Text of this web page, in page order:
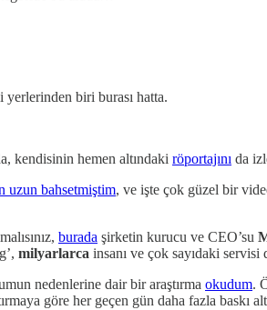
biri burası hatta.
kendisinin hemen altındaki röportajını da
uzun bahsetmiştim, ve işte çok güzel bir
burada şirketin kurucu ve CEO’su
milyarlarca insanı ve çok sayıdaki
nedenlerine dair bir araştırma okudum.
göre her geçen gün daha fazla baskı